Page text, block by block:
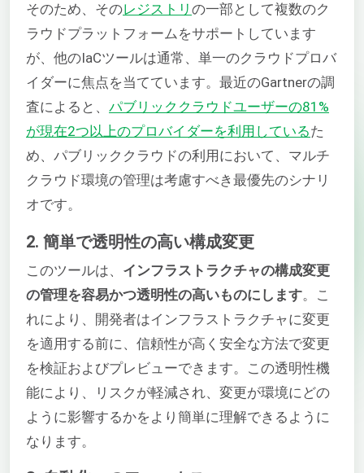
そのため、そのレジストリ の一部として複数のク
ラウドプラットフォームをサポートしています
が、他のIaCツールは通常、単一のクラウドプロバ
イダーに焦点を当てています。最近のGartnerの調
査によると、 パブリッククラウドユーザーの81%
が現在2つ以上のプロバイダーを利用しているた
め、パブリッククラウドの利用において、マルチ
クラウド環境の管理は考慮すべき最優先のシナリ
オです。
2. 簡単で透明性の高い構成変更
このツールは、 インフラストラクチャの構成変更
の管理を容易かつ透明性の高いものにします。こ
れにより、開発者はインフラストラクチャに変更
を適用する前に、信頼性が高く安全な方法で変更
を検証およびプレビューできます。この透明性機
能により、リスクが軽減され、変更が環境にどの
ように影響するかをより簡単に理解できるように
なります。